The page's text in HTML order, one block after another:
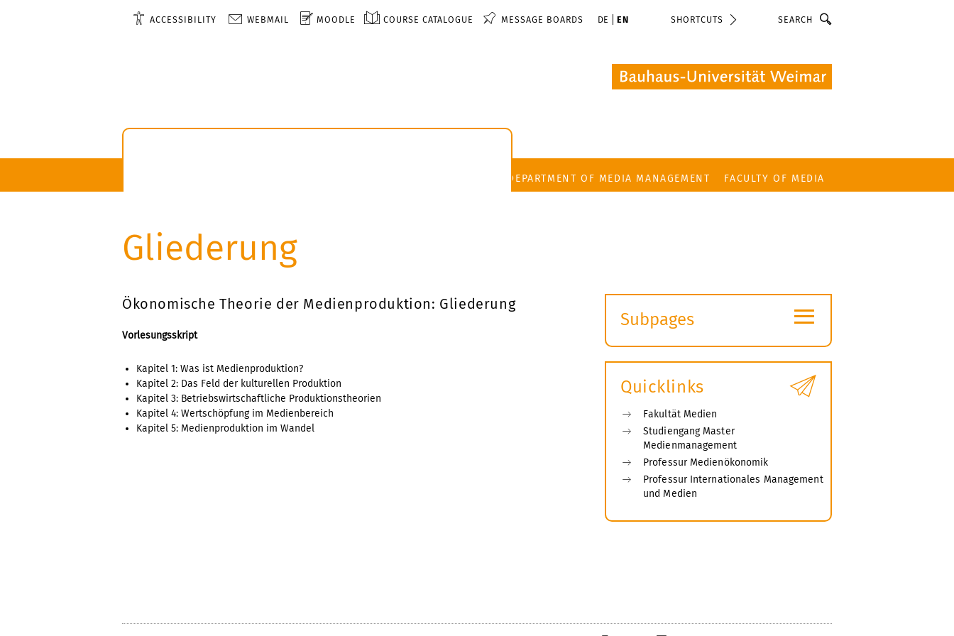
ACCESSIBILITY WEBMAIL MOODLE COURSE CATALOGUE MESSAGE BOARDS DE EN SHORTCUTS
DEPARTMENT OF MEDIA MANAGEMENT FACULTY OF MEDIA
Gliederung
Ökonomische Theorie der Medienproduktion: Gliederung
Vorlesungsskript
Kapitel 1: Was ist Medienproduktion?
Kapitel 2: Das Feld der kulturellen Produktion
Kapitel 3: Betriebswirtschaftliche Produktionstheorien
Kapitel 4: Wertschöpfung im Medienbereich
Kapitel 5: Medienproduktion im Wandel
Subpages
submenu
≡
Quicklinks
Fakultät Medien
Studiengang Master
Medienmanagement
Professur Medienökonomik
Professur Internationales Management
und Medien